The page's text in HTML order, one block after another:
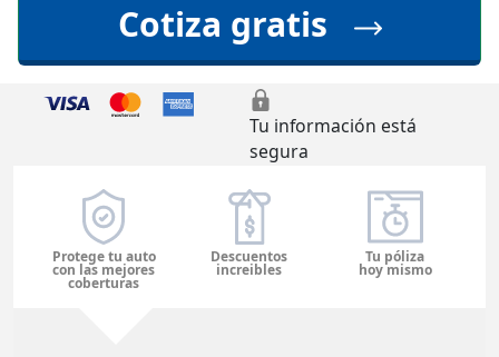
Cotiza gratis
Tu información está
segura
Protege tu auto
con las mejores
coberturas
Descuentos
increibles
Tu póliza
hoy mismo